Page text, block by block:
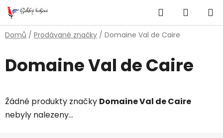
Přejít
na
obsah
Hledat
KOŠÍK
Domů / Prodávané značky / Domaine Val de Caire
Domaine Val de Caire
Žádné produkty značky Domaine Val de Caire
nebyly nalezeny...